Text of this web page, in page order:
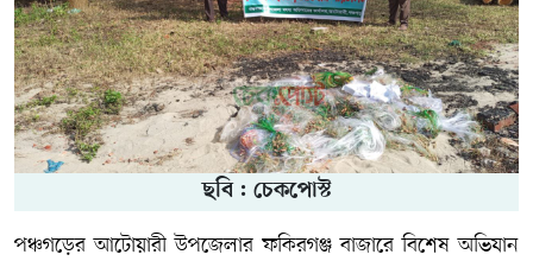
ছবি : চেকপোস্ট
পঞ্চগড়ের আটোয়ারী উপজেলার ফকিরগঞ্জ বাজারে বিশেষ অভিযান